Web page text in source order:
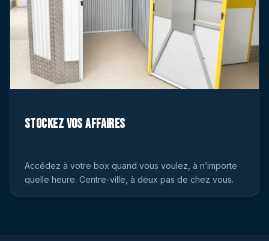
Stockez vos affaires
Accédez à votre box quand vous voulez, à n’importe
quelle heure. Centre-ville, à deux pas de chez vous.